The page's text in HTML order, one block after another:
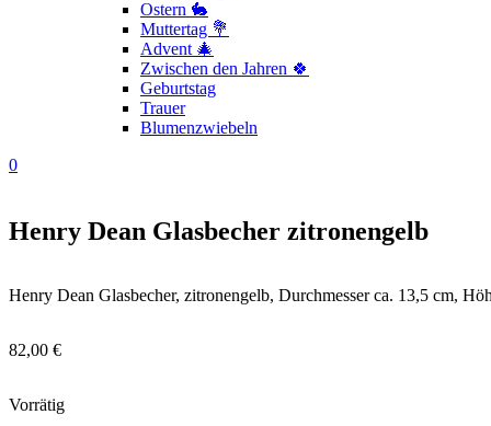
Ostern 🐇
Muttertag 💐
Advent 🎄
Zwischen den Jahren 🍀
Geburtstag
Trauer
Blumenzwiebeln
0
Henry Dean Glasbecher zitronengelb
Henry Dean Glasbecher, zitronengelb, Durchmesser ca. 13,5 cm,
82,00 €
Vorrätig